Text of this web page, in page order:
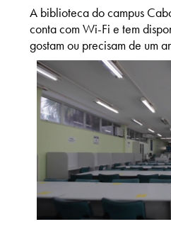
A biblioteca do campus
conta com Wi-Fi e tem
gostam ou precisam de um